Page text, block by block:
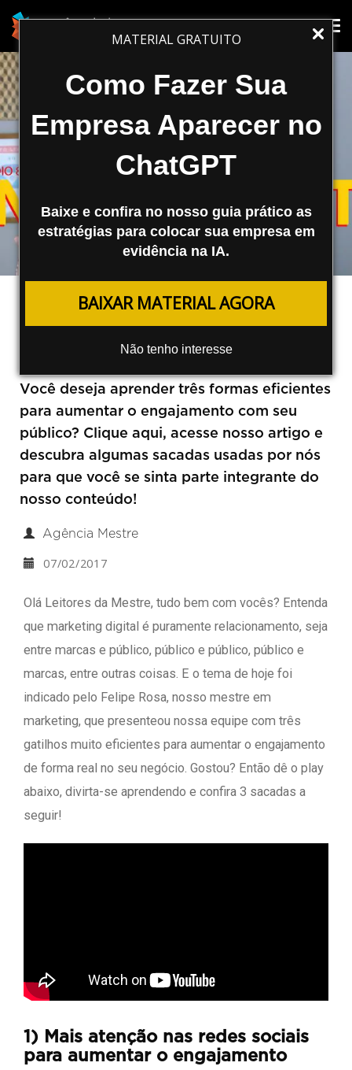
MATERIAL GRATUITO
Como Fazer Sua
Empresa Aparecer no
ChatGPT
Baixe e confira no nosso guia prático as
estratégias para colocar sua empresa em
evidência na IA.
BAIXAR MATERIAL AGORA
Não tenho interesse
3 Formas de Aumentar o
Engajamento Com Seu Público
Você deseja aprender três formas eficientes
para aumentar o engajamento com seu
público? Clique aqui, acesse nosso artigo e
descubra algumas sacadas usadas por nós
para que você se sinta parte integrante do
nosso conteúdo!
Agência Mestre
07/02/2017
Olá Leitores da Mestre, tudo bem com vocês? Entenda
que marketing digital é puramente relacionamento, seja
entre marcas e público, público e público, público e
marcas, entre outras coisas. E o tema de hoje foi
indicado pelo Felipe Rosa, nosso mestre em
marketing, que presenteou nossa equipe com três
gatilhos muito eficientes para aumentar o engajamento
de forma real no seu negócio. Gostou? Então dê o play
abaixo, divirta-se aprendendo e confira 3 sacadas a
seguir!
1) Mais atenção nas redes sociais
para aumentar o engajamento